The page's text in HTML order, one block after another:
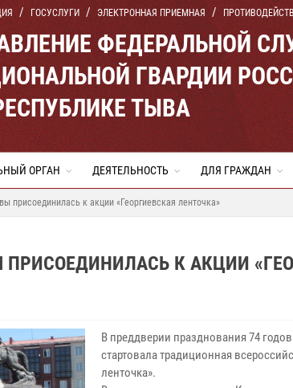
ГОСУСЛУГИ ЭЛЕКТРОННАЯ ПРИЕМНАЯ
ФЕДЕРАЛЬНОЙ
ГВАРДИИ
ТЫВА
ОРГАН ДЕЯТЕЛЬНОСТЬ ДЛЯ ГРАЖДАН
присоединилась к акции «Георгиевская ленточка»
ПРИСОЕДИНИЛАСЬ К АКЦИИ
В преддверии празднования 74
стартовала традиционная
ленточка».